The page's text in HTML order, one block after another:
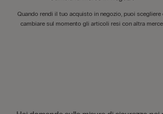
Quando rendi il tuo acquisto in negozio, puoi scegliere
cambiare sul momento gli articoli resi con altra